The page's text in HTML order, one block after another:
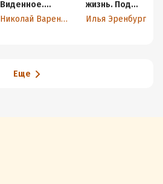
Виденное.
Передуманное.
Пережитое
Николай Варенцов
жизнь. Под
колесами
времени. Книги
Илья Эренбург
Еще